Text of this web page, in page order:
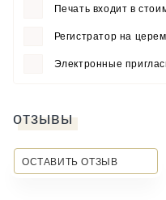
Печать входит в
Регистратор на
Электронные
отзывы
ОСТАВИТЬ ОТЗЫВ